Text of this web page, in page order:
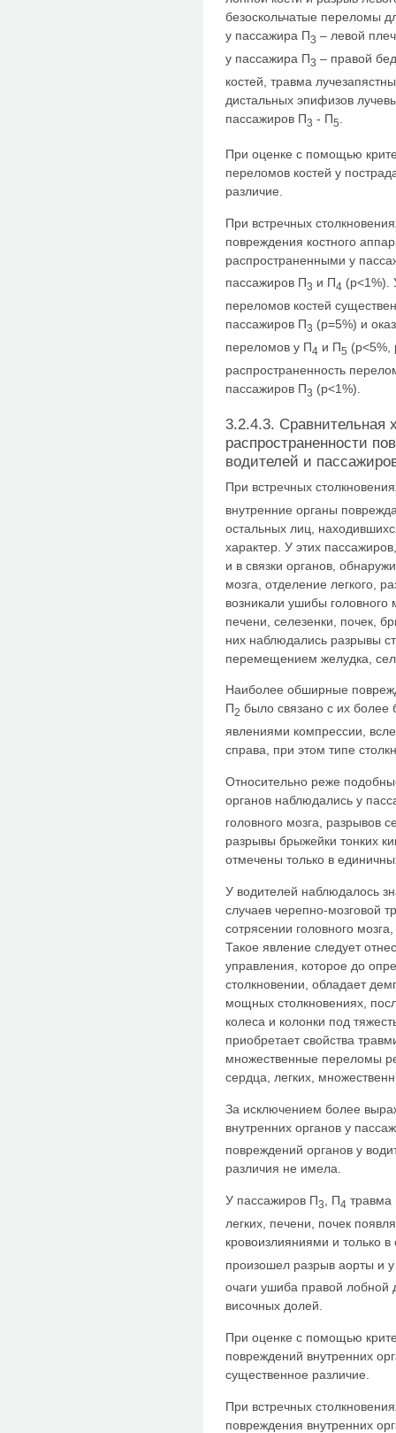
безоскольчатые переломы
у пассажира П3 – левой
у пассажира П3 – правой
костей, травма
дистальных эпифизов
пассажиров П3 - П5
При оценке с помощью
переломов костей у
различие.
При встречных
повреждения костного
распространенными у
пассажиров П3 и П4 (p<1%).
переломов костей
пассажиров П3 (p=5%) и
переломов у П4 и П5 (p<5%,
распространенность
пассажиров П3 (p<1%).
3.2.4.3. Сравнительная
распространенности
водителей и
При встречных
внутренние органы
остальных лиц,
характер. У этих
и в связки органов,
мозга, отделение легкого,
возникали ушибы головного
печени, селезенки, почек,
них наблюдались разрывы
перемещением желудка,
Наиболее обширные
П2 было связано с их
явлениями компрессии,
справа, при этом типе
Относительно реже
органов наблюдались у
головного мозга, разрывов
разрывы брыжейки тонких
отмечены только в
У водителей наблюдалось
случаев черепно-мозговой
сотрясении головного
Такое явление следует
управления, которое до
столкновении, обладает
мощных столкновениях,
колеса и колонки под
приобретает свойства
множественные переломы
сердца, легких,
За исключением более
внутренних органов у
повреждений органов у
различия не имела.
У пассажиров П3 , П4 травма
легких, печени, почек
кровоизлияниями и только
произошел разрыв аорты и
очаги ушиба правой лобной
височных долей.
При оценке с помощью
повреждений внутренних
существенное различие.
При встречных
повреждения внутренних